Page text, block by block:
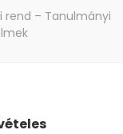
rend – Tanulmányi